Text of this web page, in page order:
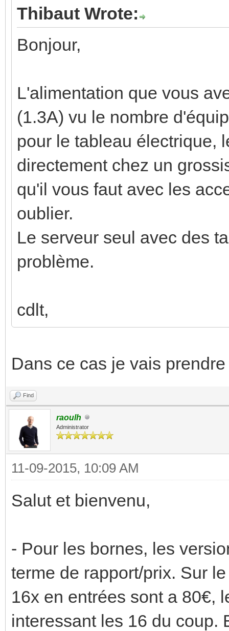
Thibaut Wrote:
Bonjour,
L'alimentation que vous
(1.3A) vu le nombre
pour le tableau électrique,
directement chez un
qu'il vous faut avec les
oublier.
Le serveur seul avec des
problème.
cdlt,
Dans ce cas je vais
Find
raoulh
Administrator
11-09-2015, 10:09 AM
Salut et bienvenu,
- Pour les bornes, les
terme de rapport/prix. Sur
16x en entrées sont a 80€,
interessant les 16 du coup.